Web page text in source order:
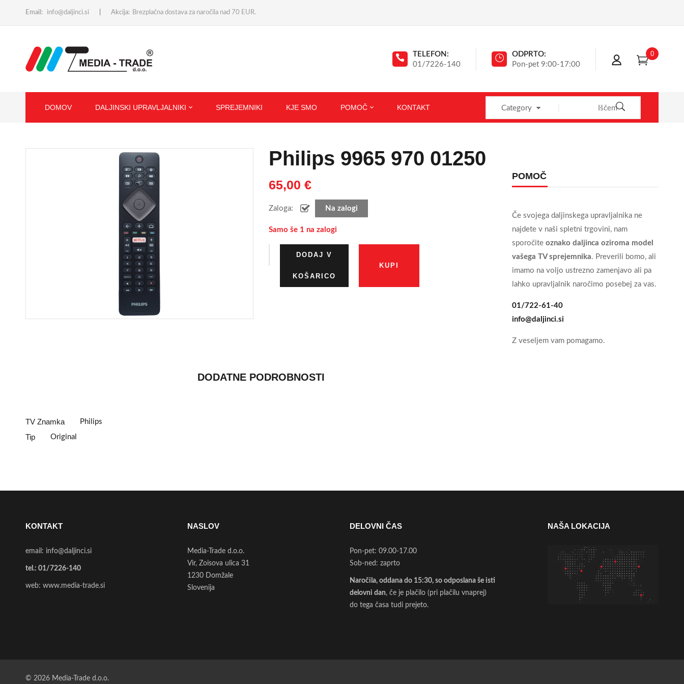
Email: info@daljinci.si Akcija: Brezplačna dostava za naročila nad 70 EUR.
TELEFON:
01/7226-140
ODPRTO:
Pon-pet 9:00-17:00
0
DOMOV DALJINSKI UPRAVLJALNIKI SPREJEMNIKI KJE SMO POMOČ KONTAKT Category
Philips 9965 970 01250
65,00 €
Zaloga: Na zalogi
Samo še 1 na zalogi
DODAJ V
KOŠARICO
KUPI
DODATNE PODROBNOSTI
TV Znamka Philips
Tip Original
POMOČ
Če svojega daljinskega upravljalnika ne
najdete v naši spletni trgovini, nam
sporočite oznako daljinca oziroma model
vašega TV sprejemnika. Preverili bomo, ali
imamo na voljo ustrezno zamenjavo ali pa
lahko upravljalnik naročimo posebej za vas.
01/722-61-40
info@daljinci.si
Z veseljem vam pomagamo.
KONTAKT
email: info@daljinci.si
tel.: 01/7226-140
web: www.media-trade.si
NASLOV
Media-Trade d.o.o.
Vir, Zoisova ulica 31
1230 Domžale
Slovenija
DELOVNI ČAS
Pon-pet: 09.00-17.00
Sob-ned: zaprto
Naročila, oddana do 15:30, so odposlana še isti
delovni dan, če je plačilo (pri plačilu vnaprej)
do tega časa tudi prejeto.
NAŠA LOKACIJA
© 2026 Media-Trade d.o.o.